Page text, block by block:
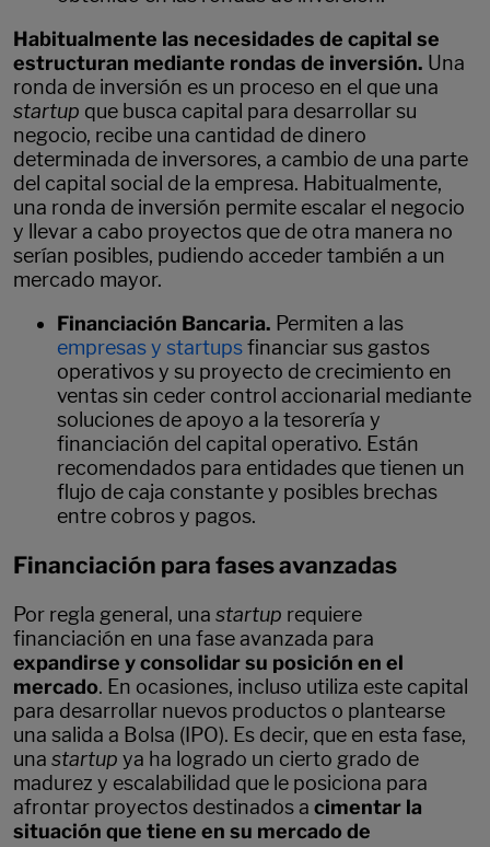
Habitualmente las necesidades de capital se
estructuran mediante rondas de inversión. Una
ronda de inversión es un proceso en el que una
startup que busca capital para desarrollar su
negocio, recibe una cantidad de dinero
determinada de inversores, a cambio de una parte
del capital social de la empresa. Habitualmente,
una ronda de inversión permite escalar el negocio
y llevar a cabo proyectos que de otra manera no
serían posibles, pudiendo acceder también a un
mercado mayor.
Financiación Bancaria. Permiten a las
empresas y startupsfinanciar sus gastos
operativos y su proyecto de crecimiento en
ventas sin ceder control accionarial mediante
soluciones de apoyo a la tesorería y
financiación del capital operativo. Están
recomendados para entidades que tienen un
flujo de caja constante y posibles brechas
entre cobros y pagos.
Financiación para fases avanzadas
Por regla general, una startup requiere
financiación en una fase avanzada para
expandirse y consolidar su posición en el
mercado. En ocasiones, incluso utiliza este capital
para desarrollar nuevos productos o plantearse
una salida a Bolsa (IPO). Es decir, que en esta fase,
una startup ya ha logrado un cierto grado de
madurez y escalabilidad que le posiciona para
afrontar proyectos destinados a cimentar la
situación que tiene en su mercado de